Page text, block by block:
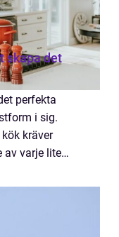
skapa det
perfekta
i sig.
kräver
av varje liten